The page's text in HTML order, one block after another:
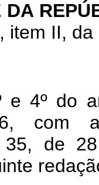
DA
item II,
e 4º do
com
35, de